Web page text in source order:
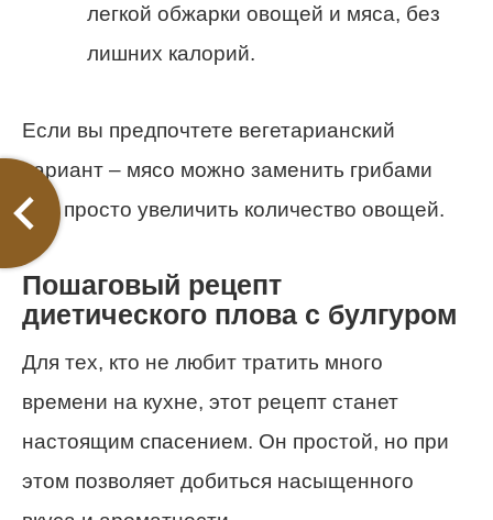
легкой обжарки овощей и мяса, без
лишних калорий.
Если вы предпочтете вегетарианский
вариант – мясо можно заменить грибами
или просто увеличить количество овощей.
Пошаговый рецепт
диетического плова с булгуром
Для тех, кто не любит тратить много
времени на кухне, этот рецепт станет
настоящим спасением. Он простой, но при
этом позволяет добиться насыщенного